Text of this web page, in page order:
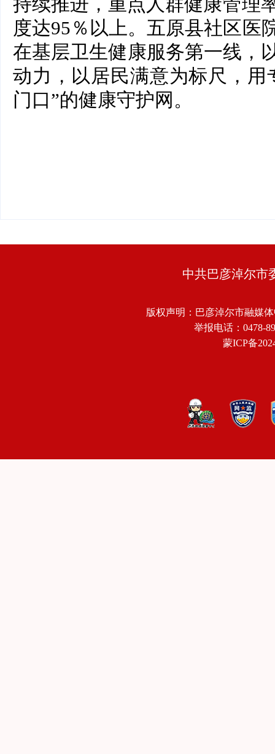
持续推进，重点人群健康管理
度达95％以上。五原县社区医
在基层卫生健康服务第一线，
动力，以居民满意为标尺，用
门口”的健康守护网。
中共巴彦淖尔市
版权声明：巴彦淖尔市融媒
举报电话：0478-
蒙ICP备